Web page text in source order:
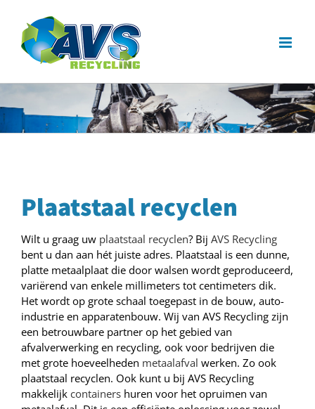
inhoud
Plaatstaal recyclen
Wilt u graag uw plaatstaal recyclen? Bij AVS Recycling
bent u dan aan hét juiste adres. Plaatstaal is een dunne,
platte metaalplaat die door walsen wordt geproduceerd,
variërend van enkele millimeters tot centimeters dik.
Het wordt op grote schaal toegepast in de bouw, auto-
industrie en apparatenbouw. Wij van AVS Recycling zijn
een betrouwbare partner op het gebied van
afvalverwerking en recycling, ook voor bedrijven die
met grote hoeveelheden metaalafval werken. Zo ook
plaatstaal recyclen. Ook kunt u bij AVS Recycling
makkelijk containers huren voor het opruimen van